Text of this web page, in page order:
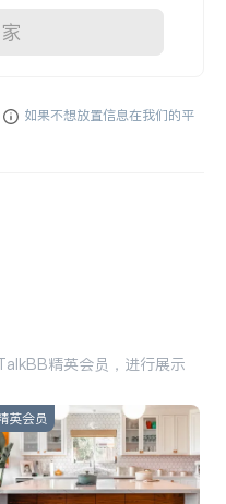
如果不想放置信息在我们的平
精英会员，进行展示
英会员